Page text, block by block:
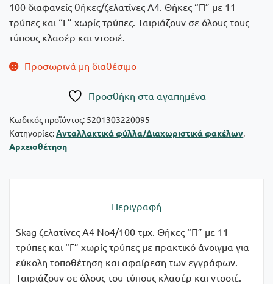
100 διαφανείς θήκες/ζελατίνες Α4. Θήκες “Π” με 11
τρύπες και “Γ” χωρίς τρύπες. Ταιριάζουν σε όλους τους
τύπους κλασέρ και ντοσιέ.
Προσωρινά μη διαθέσιμο
Πρoσθήκη στα αγαπημένα
Κωδικός προϊόντος: 5201303220095
Κατηγορίες:Ανταλλακτικά φύλλα/Διαχωριστικά φακέλων,
Αρχειοθέτηση
Περιγραφή
Skag ζελατίνες Α4 Νο4/100 τμχ. Θήκες “Π” με 11
τρύπες και “Γ” χωρίς τρύπες με πρακτικό άνοιγμα για
εύκολη τοποθέτηση και αφαίρεση των εγγράφων.
Ταιριάζουν σε όλους του τύπους κλασέρ και ντοσιέ.